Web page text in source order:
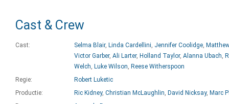
Cast & Crew
Cast: Selma Blair, Linda Cardellini, Jennifer Coolidge,
Victor Garber, Ali Larter, Holland Taylor, Alanna Ubach,
Welch, Luke Wilson, Reese Witherspoon
Regie:
Robert Luketic
Productie:
Ric Kidney, Christian McLaughlin, David Nicksay, Marc